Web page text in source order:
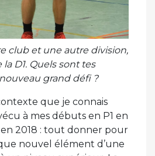
club et une autre division,
D1. Quels sont tes
grand défi ?
que je connais
à mes débuts en P1 en
2018 : tout donner pour
nouvel élément d’une